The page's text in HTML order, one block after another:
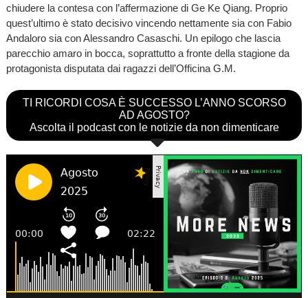
chiudere la contesa con l’affermazione di Ge Ke Qiang. Proprio
quest’ultimo è stato decisivo vincendo nettamente sia con Fabio
Andaloro sia con Alessandro Casaschi. Un epilogo che lascia
parecchio amaro in bocca, soprattutto a fronte della stagione da
protagonista disputata dai ragazzi dell’Officina G.M.
TI RICORDI COSA È SUCCESSO L’ANNO SCORSO
AD AGOSTO?
Ascolta il podcast con le notizie da non dimenticare